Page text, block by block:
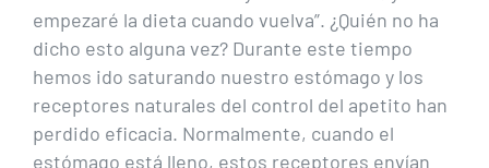
empezaré la dieta cuando vuelva”. ¿Quién no ha
dicho esto alguna vez? Durante este tiempo
hemos ido saturando nuestro estómago y los
receptores naturales del control del apetito han
perdido eficacia. Normalmente, cuando el
estómago está lleno, estos receptores envían